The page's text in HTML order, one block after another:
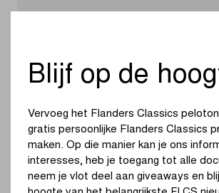
Resultaten 2026
in de sprint op de Vanackerestraat. De
versnelde zelf op de Kemmelberg en
groepje van vijf van Fleur Moors en
Blijf op de
Vervoeg het Flanders Classics
gratis persoonlijke Flanders Classics
maken. Op die manier kan je ons
interesses, heb je toegang tot alle
neem je vlot deel aan giveaways en